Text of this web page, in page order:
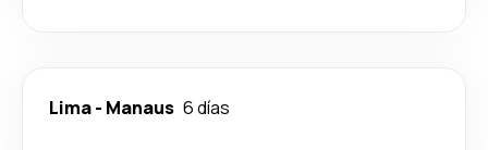
Lima- Manaus 6 días